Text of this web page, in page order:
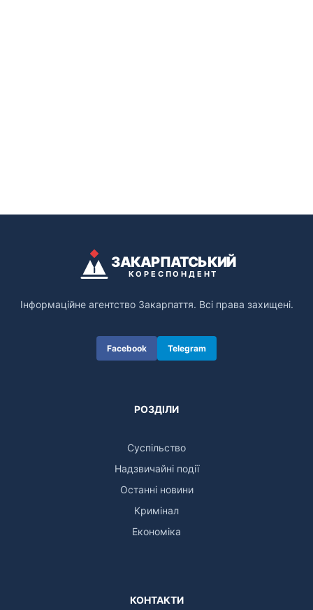
ЗАКАРПАТСЬКИЙ
КОРЕСПОНДЕНТ
Інформаційне агентство Закарпаття. Всі права захищені.
Facebook Telegram
РОЗДІЛИ
Суспільство
Надзвичайні події
Останні новини
Кримінал
Економіка
КОНТАКТИ